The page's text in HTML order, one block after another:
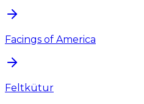
Facings of America
Feltkütur